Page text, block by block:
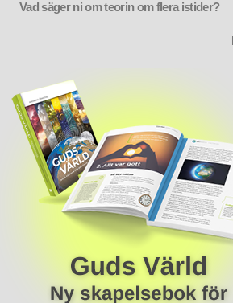
Vad säger ni om teorin om flera istider?